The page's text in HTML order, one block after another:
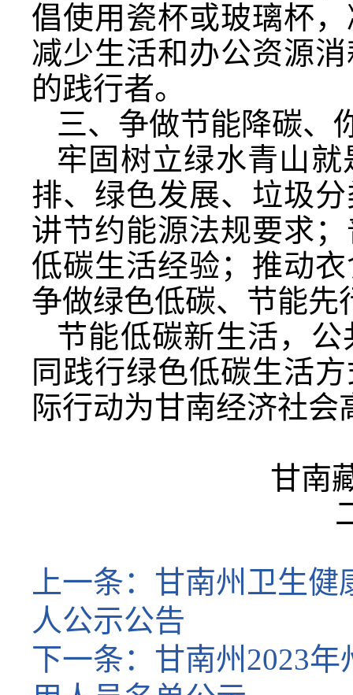
倡使用瓷杯或玻璃杯
减少生活和办公资源
的践行者。
三、争做节能降碳、
牢固树立绿水青山
排、绿色发展、垃圾
讲节约能源法规要求
低碳生活经验；推动
争做绿色低碳、节能先
节能低碳新生活，
同践行绿色低碳生活
际行动为甘南经济社
甘南
上一条： 甘南州卫生健
人公示公告
下一条： 甘南州2023